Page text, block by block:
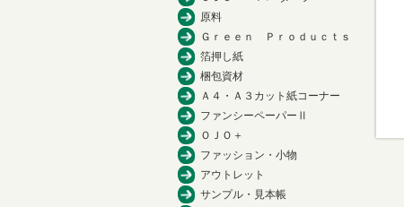
原料
Ｇｒｅｅｎ Ｐｒｏｄｕｃｔｓ
箔押し紙
梱包資材
Ａ４・Ａ３カット紙コーナー
ファンシーペーパーⅡ
ＯＪＯ＋
ファッション・小物
アウトレット
サンプル・見本帳